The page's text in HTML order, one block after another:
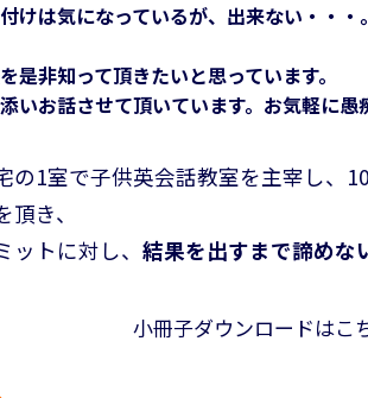
けは気になっているが、出来ない・・
是非知って頂きたいと思っています。
いお話させて頂いています。お気軽に愚
の1室で子供英会話教室を主宰し、
き、
ットに対し、 結果を出すまで諦めな
小冊子ダウンロードはこ